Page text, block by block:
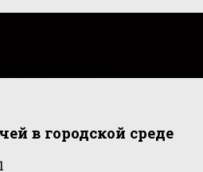
в городской среде